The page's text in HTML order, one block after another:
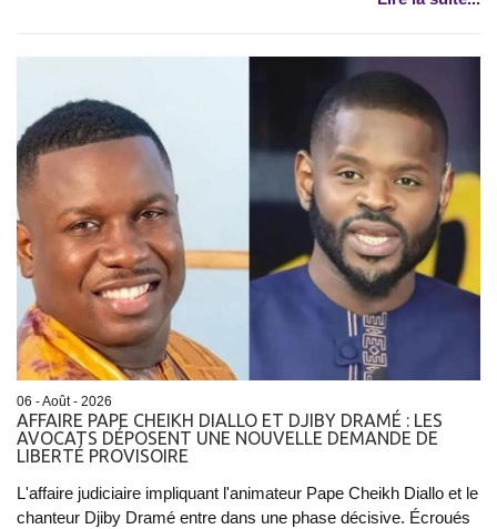
06 - Août - 2026
AFFAIRE PAPE CHEIKH DIALLO ET DJIBY DRAMÉ : LES
AVOCATS DÉPOSENT UNE NOUVELLE DEMANDE DE
LIBERTÉ PROVISOIRE
L'affaire judiciaire impliquant l'animateur Pape Cheikh Diallo et le
chanteur Djiby Dramé entre dans une phase décisive. Écroués